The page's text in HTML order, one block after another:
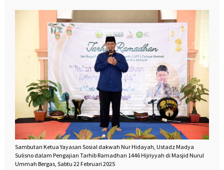
Sambutan Ketua Yayasan Sosial dakwah Nur Hidayah, Ustadz Madya
Sulisno dalam Pengajian Tarhib Ramadhan 1446 Hijriyyah di Masjid Nurul
Ummah Bergas, Sabtu 22 Februari 2025